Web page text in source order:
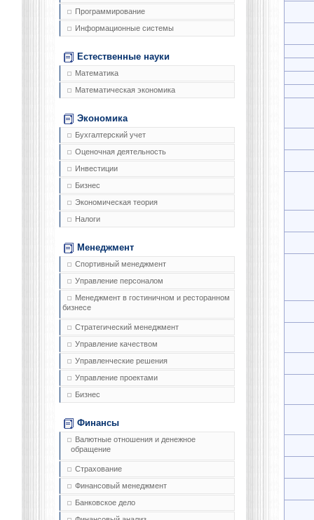
Программирование
Информационные системы
Естественные науки
Математика
Математическая экономика
Экономика
Бухгалтерский учет
Оценочная деятельность
Инвестиции
Бизнес
Экономическая теория
Налоги
Менеджмент
Спортивный менеджмент
Управление персоналом
Менеджмент в гостиничном и ресторанном
бизнесе
Стратегический менеджмент
Управление качеством
Управленческие решения
Управление проектами
Бизнес
Финансы
Валютные отношения и денежное
обращение
Страхование
Финансовый менеджмент
Банковское дело